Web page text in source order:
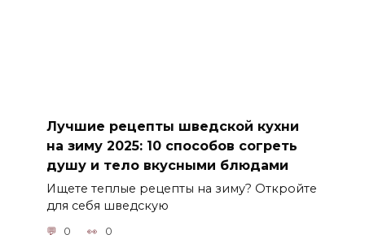
Лучшие рецепты шведской кухни
на зиму 2025: 10 способов согреть
душу и тело вкусными блюдами
Ищете теплые рецепты на зиму? Откройте
для себя шведскую
0 0